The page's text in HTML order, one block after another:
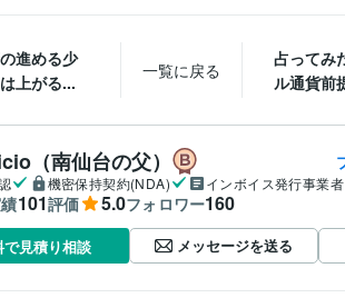
進める少
上がる...
一覧に戻る
占ってみ
ル通貨前
（南仙台の父）
機密保持契約(NDA) インボイス発行事業者
101評価 5.0フォロワー160
で見積り相談 メッセージを送る